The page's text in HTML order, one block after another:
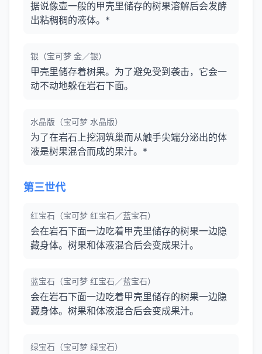
据说像壶一般的甲壳里储存的树果溶解后会发酵
出粘稠稠的液体。*
银（宝可梦 金／银）
甲壳里储存着树果。为了避免受到袭击，它会一
动不动地躲在岩石下面。
水晶版（宝可梦 水晶版）
为了在岩石上挖洞筑巢而从触手尖端分泌出的体
液是树果混合而成的果汁。*
第三世代
红宝石（宝可梦 红宝石／蓝宝石）
会在岩石下面一边吃着甲壳里储存的树果一边隐
藏身体。树果和体液混合后会变成果汁。
蓝宝石（宝可梦 红宝石／蓝宝石）
会在岩石下面一边吃着甲壳里储存的树果一边隐
藏身体。树果和体液混合后会变成果汁。
绿宝石（宝可梦 绿宝石）